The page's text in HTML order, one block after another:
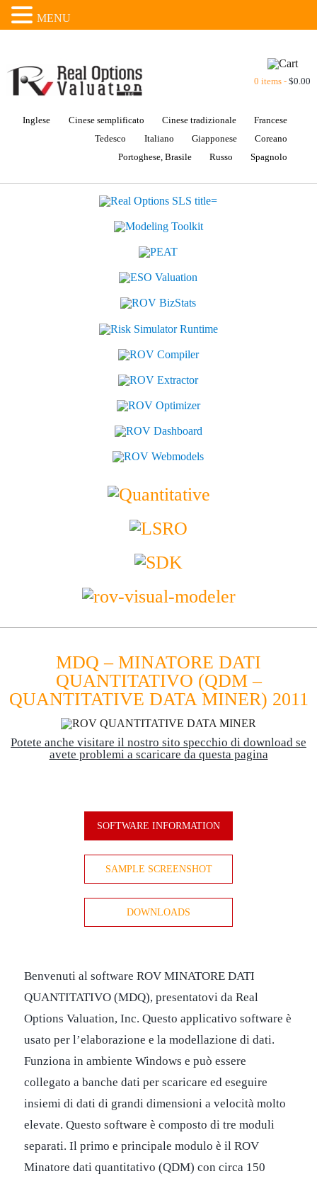
0 items -$0.00
Inglese Cinese semplificato Cinese tradizionale
Francese
Tedesco
Italiano Giapponese
Coreano
Portoghese, Brasile
Russo Spagnolo
MDQ – MINATORE DATI
QUANTITATIVO (QDM –
QUANTITATIVE DATA MINER) 2011
Potete anche visitare il nostro sito specchio di download se
avete problemi a scaricare da questa pagina
SOFTWARE INFORMATION
SAMPLE SCREENSHOT
DOWNLOADS
Benvenuti al software ROV MINATORE DATI
QUANTITATIVO (MDQ), presentatovi da Real
Options Valuation, Inc. Questo applicativo software è
usato per l’elaborazione e la modellazione di dati.
Funziona in ambiente Windows e può essere
collegato a banche dati per scaricare ed eseguire
insiemi di dati di grandi dimensioni a velocità molto
elevate. Questo software è composto di tre moduli
separati. Il primo e principale modulo è il ROV
Minatore dati quantitativo (QDM) con circa 150
MENU